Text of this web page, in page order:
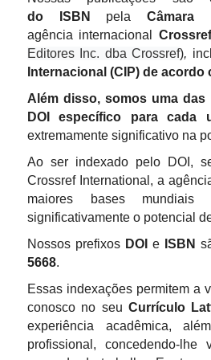
do ISBN
pelaCâmara
agência internacional Crossref
Editores Inc. dba Crossref),
Internacional (CIP) de acordo
Além disso, somos uma
DOI específico para
extremamente significativo na
Ao ser indexado pelo DOI,
Crossref International, a
maiores bases mundiais
significativamente o potencial
Nossos prefixos DOI e ISBN
5668.
Essas indexações permitem a
conosco no seu Currículo
experiência acadêmica,
profissional, concedendo-
IV Encontro Regional de
Licenciaturas do Sudeste
terça-feira, 24 de novembro
VER